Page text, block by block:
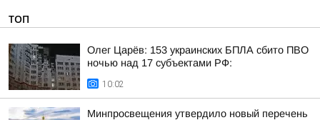
ТОП
Олег Царёв: 153 украинских БПЛА сбито ПВО
ночью над 17 субъектами РФ:
10:02
Минпросвещения утвердило новый перечень